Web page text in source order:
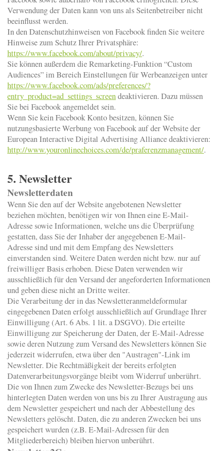
Verwendung der Daten kann von uns als Seitenbetreiber nicht
beeinflusst werden.
In den Datenschutzhinweisen von Facebook finden Sie weitere
Hinweise zum Schutz Ihrer Privatsphäre:
https://www.facebook.com/about/privacy/.
Sie können außerdem die Remarketing-Funktion “Custom
Audiences” im Bereich Einstellungen für Werbeanzeigen unter
https://www.facebook.com/ads/preferences/?
entry_product=ad_settings_screendeaktivieren. Dazu müssen
Sie bei Facebook angemeldet sein.
Wenn Sie kein Facebook Konto besitzen, können Sie
nutzungsbasierte Werbung von Facebook auf der Website der
European Interactive Digital Advertising Alliance deaktivieren:
http://www.youronlinechoices.com/de/praferenzmanagement/.
5. Newsletter
Newsletterdaten
Wenn Sie den auf der Website angebotenen Newsletter
beziehen möchten, benötigen wir von Ihnen eine E-Mail-
Adresse sowie Informationen, welche uns die Überprüfung
gestatten, dass Sie der Inhaber der angegebenen E-Mail-
Adresse sind und mit dem Empfang des Newsletters
einverstanden sind. Weitere Daten werden nicht bzw. nur auf
freiwilliger Basis erhoben. Diese Daten verwenden wir
ausschließlich für den Versand der angeforderten Informationen
und geben diese nicht an Dritte weiter.
Die Verarbeitung der in das Newsletteranmeldeformular
eingegebenen Daten erfolgt ausschließlich auf Grundlage Ihrer
Einwilligung (Art. 6 Abs. 1 lit. a DSGVO). Die erteilte
Einwilligung zur Speicherung der Daten, der E-Mail-Adresse
sowie deren Nutzung zum Versand des Newsletters können Sie
jederzeit widerrufen, etwa über den "Austragen"-Link im
Newsletter. Die Rechtmäßigkeit der bereits erfolgten
Datenverarbeitungsvorgänge bleibt vom Widerruf unberührt.
Die von Ihnen zum Zwecke des Newsletter-Bezugs bei uns
hinterlegten Daten werden von uns bis zu Ihrer Austragung aus
dem Newsletter gespeichert und nach der Abbestellung des
Newsletters gelöscht. Daten, die zu anderen Zwecken bei uns
gespeichert wurden (z.B. E-Mail-Adressen für den
Mitgliederbereich) bleiben hiervon unberührt.